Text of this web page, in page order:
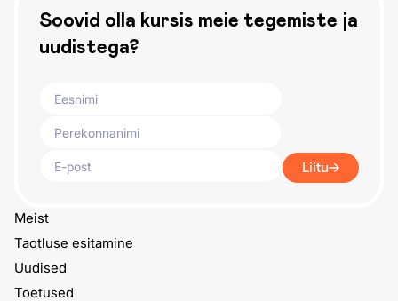
Soovid olla kursis meie tegemiste ja
uudistega?
Liitu
Meist
Taotluse esitamine
Uudised
Toetused